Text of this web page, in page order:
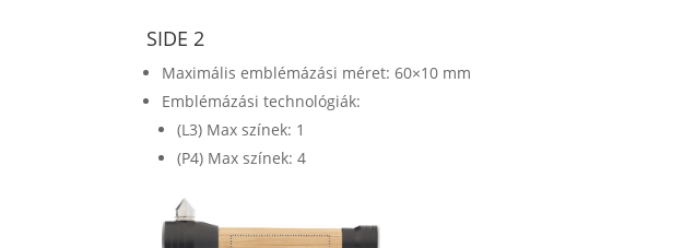
SIDE 2
Maximális emblémázási méret: 60×10 mm
Emblémázási technológiák:
(L3) Max színek: 1
(P4) Max színek: 4